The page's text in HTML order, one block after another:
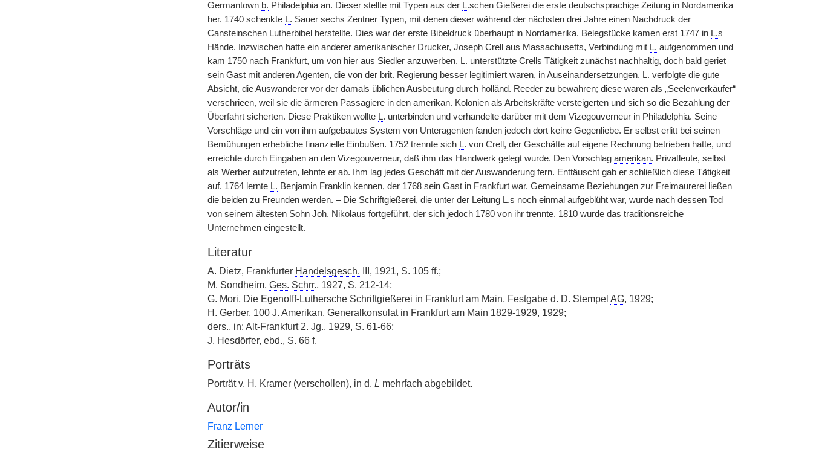
Germantown b. Philadelphia an. Dieser stellte mit Typen aus der L.schen Gießerei die erste deutschsprachige Zeitung in Nordamerika
her. 1740 schenkte L. Sauer sechs Zentner Typen, mit denen dieser während der nächsten drei Jahre einen Nachdruck der
Cansteinschen Lutherbibel herstellte. Dies war der erste Bibeldruck überhaupt in Nordamerika. Belegstücke kamen erst 1747 in L.s
Hände. Inzwischen hatte ein anderer amerikanischer Drucker, Joseph Crell aus Massachusetts, Verbindung mit L. aufgenommen und
kam 1750 nach Frankfurt, um von hier aus Siedler anzuwerben. L. unterstützte Crells Tätigkeit zunächst nachhaltig, doch bald geriet
sein Gast mit anderen Agenten, die von der brit. Regierung besser legitimiert waren, in Auseinandersetzungen. L. verfolgte die gute
Absicht, die Auswanderer vor der damals üblichen Ausbeutung durch holländ. Reeder zu bewahren; diese waren als „Seelenverkäufer“
verschrieen, weil sie die ärmeren Passagiere in den amerikan. Kolonien als Arbeitskräfte versteigerten und sich so die Bezahlung der
Überfahrt sicherten. Diese Praktiken wollte L. unterbinden und verhandelte darüber mit dem Vizegouverneur in Philadelphia. Seine
Vorschläge und ein von ihm aufgebautes System von Unteragenten fanden jedoch dort keine Gegenliebe. Er selbst erlitt bei seinen
Bemühungen erhebliche finanzielle Einbußen. 1752 trennte sich L. von Crell, der Geschäfte auf eigene Rechnung betrieben hatte, und
erreichte durch Eingaben an den Vizegouverneur, daß ihm das Handwerk gelegt wurde. Den Vorschlag amerikan. Privatleute, selbst
als Werber aufzutreten, lehnte er ab. Ihm lag jedes Geschäft mit der Auswanderung fern. Enttäuscht gab er schließlich diese Tätigkeit
auf. 1764 lernte L. Benjamin Franklin kennen, der 1768 sein Gast in Frankfurt war. Gemeinsame Beziehungen zur Freimaurerei ließen
die beiden zu Freunden werden. – Die Schriftgießerei, die unter der Leitung L.s noch einmal aufgeblüht war, wurde nach dessen Tod
von seinem ältesten Sohn Joh. Nikolaus fortgeführt, der sich jedoch 1780 von ihr trennte. 1810 wurde das traditionsreiche
Unternehmen eingestellt.
Literatur
A. Dietz, Frankfurter Handelsgesch. III, 1921, S. 105 ff.;
M. Sondheim, Ges. Schrr., 1927, S. 212-14;
G. Mori, Die Egenolff-Luthersche Schriftgießerei in Frankfurt am Main, Festgabe d. D. Stempel AG, 1929;
H. Gerber, 100 J. Amerikan. Generalkonsulat in Frankfurt am Main 1829-1929, 1929;
ders., in: Alt-Frankfurt 2. Jg., 1929, S. 61-66;
J. Hesdörfer, ebd., S. 66 f.
Porträts
Porträtv. H. Kramer (verschollen), in d. L mehrfach abgebildet.
Autor/in
Franz Lerner
Zitierweise